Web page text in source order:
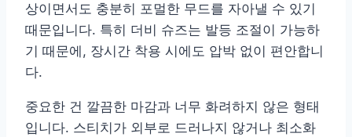
상이면서도 충분히 포멀한 무드를 자아낼 수 있기
때문입니다. 특히 더비 슈즈는 발등 조절이 가능하
기 때문에, 장시간 착용 시에도 압박 없이 편안합니
다.
중요한 건 깔끔한 마감과 너무 화려하지 않은 형태
입니다. 스티치가 외부로 드러나지 않거나 최소화